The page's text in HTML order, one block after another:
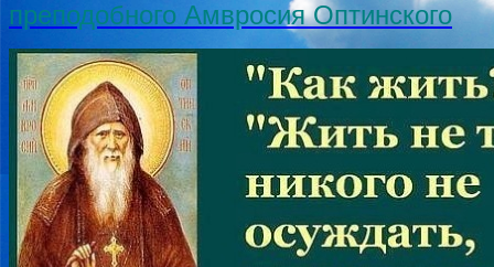
преподобного Амвросия Оптинского